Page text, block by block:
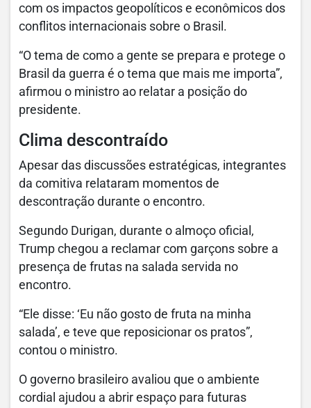
com os impactos geopolíticos e econômicos dos
conflitos internacionais sobre o Brasil.
“O tema de como a gente se prepara e protege o
Brasil da guerra é o tema que mais me importa”,
afirmou o ministro ao relatar a posição do
presidente.
Clima descontraído
Apesar das discussões estratégicas, integrantes
da comitiva relataram momentos de
descontração durante o encontro.
Segundo Durigan, durante o almoço oficial,
Trump chegou a reclamar com garçons sobre a
presença de frutas na salada servida no
encontro.
“Ele disse: ‘Eu não gosto de fruta na minha
salada’, e teve que reposicionar os pratos”,
contou o ministro.
O governo brasileiro avaliou que o ambiente
cordial ajudou a abrir espaço para futuras